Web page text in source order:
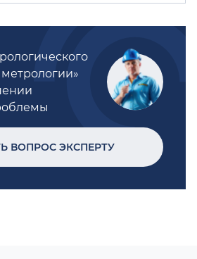
метрологии»
ВОПРОС ЭКСПЕРТУ